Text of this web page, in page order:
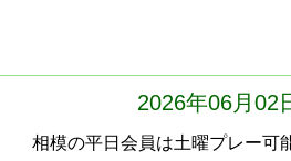
2026年06月02
相模の平日会員は土曜プレー可